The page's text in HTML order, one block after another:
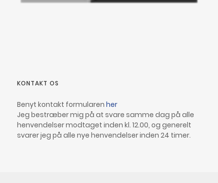
KONTAKT OS
Benyt kontakt formularen her
Jeg bestræber mig på at svare samme dag på alle
henvendelser modtaget inden kl. 12.00, og generelt
svarer jeg på alle nye henvendelser inden 24 timer.